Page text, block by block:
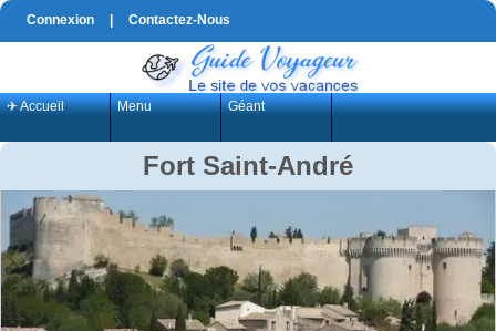
Connexion Contactez-Nous
✈ Accueil Menu Géant
Fort Saint-André